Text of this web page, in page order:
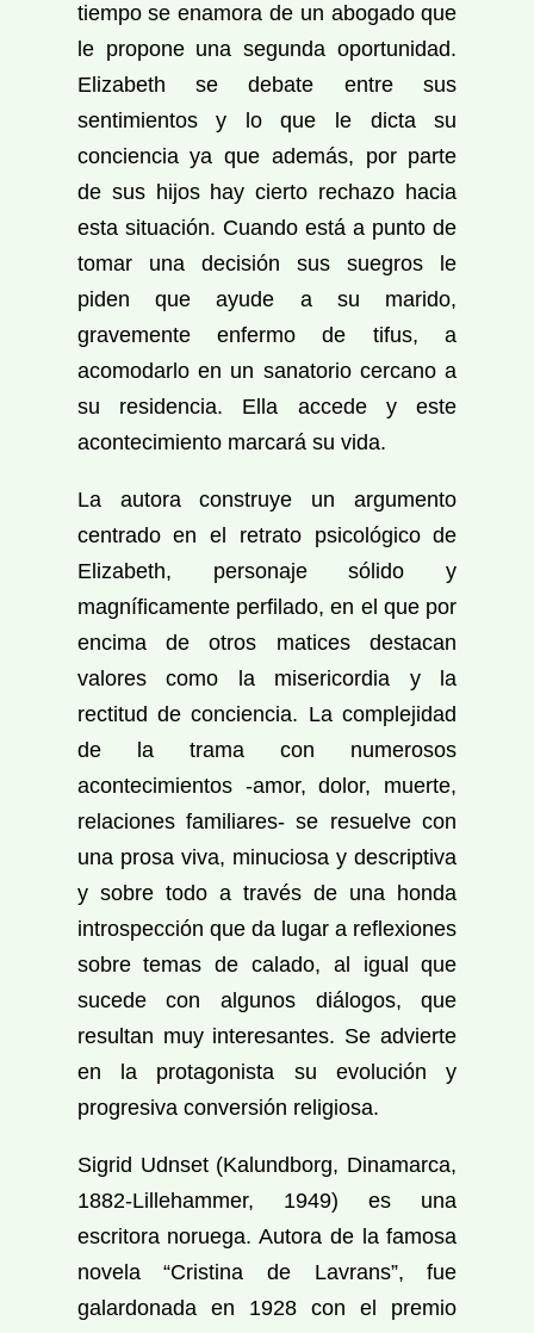
tiempo se enamora de un abogado que
le propone una segunda oportunidad.
Elizabeth se debate entre sus
sentimientos y lo que le dicta su
conciencia ya que además, por parte
de sus hijos hay cierto rechazo hacia
esta situación. Cuando está a punto de
tomar una decisión sus suegros le
piden que ayude a su marido,
gravemente enfermo de tifus, a
acomodarlo en un sanatorio cercano a
su residencia. Ella accede y este
acontecimiento marcará su vida.
La autora construye un argumento
centrado en el retrato psicológico de
Elizabeth, personaje sólido y
magníficamente perfilado, en el que por
encima de otros matices destacan
valores como la misericordia y la
rectitud de conciencia. La complejidad
de la trama con numerosos
acontecimientos -amor, dolor, muerte,
relaciones familiares- se resuelve con
una prosa viva, minuciosa y descriptiva
y sobre todo a través de una honda
introspección que da lugar a reflexiones
sobre temas de calado, al igual que
sucede con algunos diálogos, que
resultan muy interesantes. Se advierte
en la protagonista su evolución y
progresiva conversión religiosa.
Sigrid Udnset (Kalundborg, Dinamarca,
1882-Lillehammer, 1949) es una
escritora noruega. Autora de la famosa
novela “Cristina de Lavrans”, fue
galardonada en 1928 con el premio